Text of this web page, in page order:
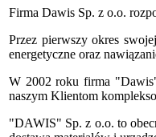
Firma Dawis Sp. z o.o.
Przez pierwszy okres
energetyczne oraz
W 2002 roku firma "Dawis"
naszym Klientom
"DAWIS" Sp. z o.o. to